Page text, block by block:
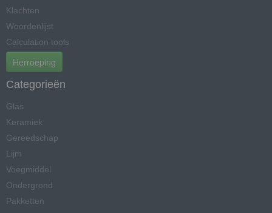
Klachten
Woordenlijst
Calculation tools
Herroeping
Categorieën
Glas
Keramiek
Gereedschap
Lijm
Voegmiddel
Ondergrond
Pakketten